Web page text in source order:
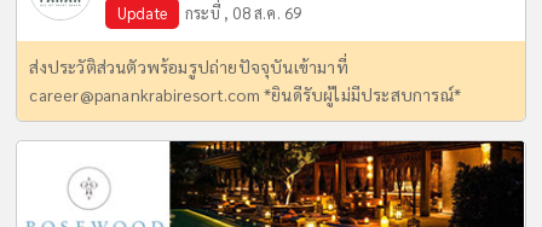
Update กระบี่ , 08 ส.ค. 69
ส่งประวัติส่วนตัวพร้อมรูปถ่ายปัจจุบันเข้ามาที่
career@panankrabiresort.com *ยินดีรับผู้ไม่มีประสบการณ์*